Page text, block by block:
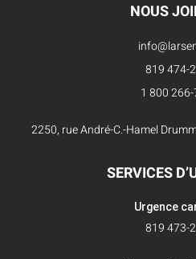
NOUS
819 474-
1 800
2250, rue André-C.-Hamel
SERVICES
Urgence
819 473-